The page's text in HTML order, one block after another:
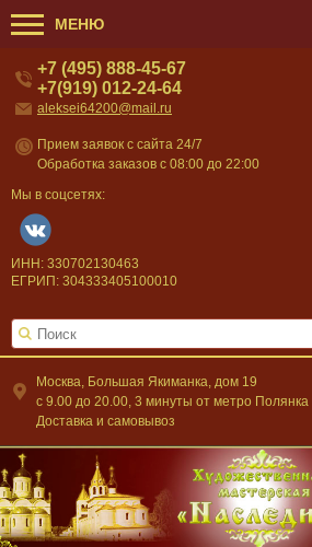
МЕНЮ
Москва, Большая Якиманка, дом 19
c 9.00 до 20.00, 3 минуты от метро Полянка
Доставка и самовывоз
+7 (495) 888-45-67
+7(919) 012-24-64
aleksei64200@mail.ru
Прием заявок с сайта 24/7
Обработка заказов с 08:00 до 22:00
Мы в соцсетях:
ИНН: 330702130463
ЕГРИП: 304333405100010